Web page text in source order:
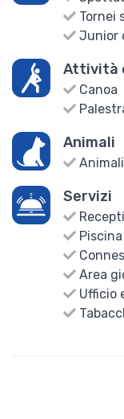
Tornei
Junior
Attività
Canoa
Animali
Servizi
Area
Ufficio